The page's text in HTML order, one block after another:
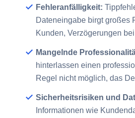
Fehleranfälligkeit:
Dateneingabe birgt großes
Kunden, Verzögerungen
Mangelnde
hinterlassen einen
Regel nicht möglich, das
Sicherheitsrisiken und
Informationen wie